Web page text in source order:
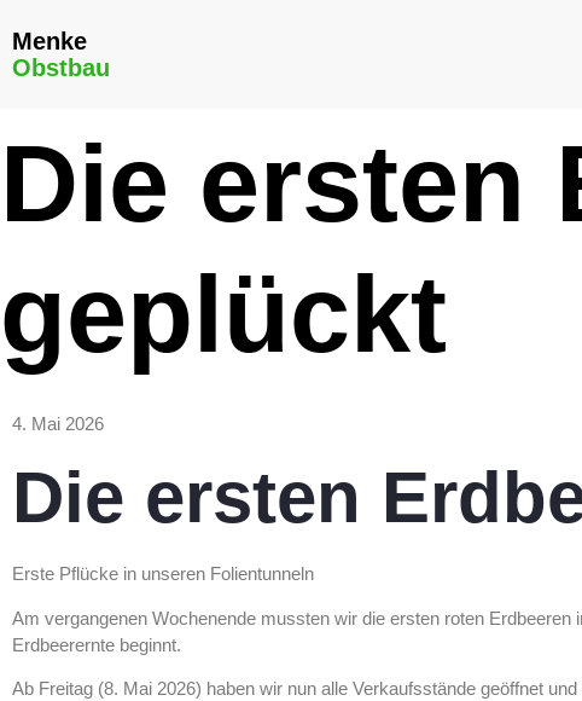
Menke
Obstbau
Die ersten
geplückt
4. Mai 2026
Die ersten
Erste Pflücke in unseren Folientunneln
Am vergangenen Wochenende mussten wir die ersten roten
Erdbeerernte beginnt.
Ab Freitag (8. Mai 2026) haben wir nun alle Verkaufsstände geöffnet